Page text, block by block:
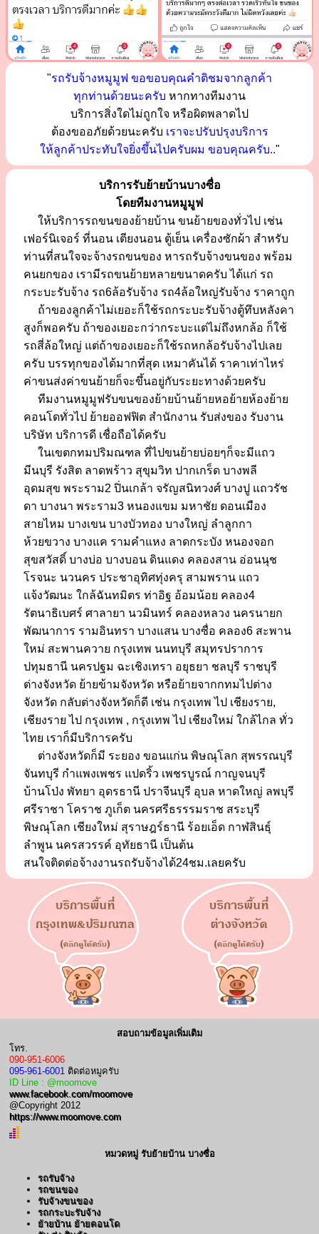
"รถรับจ้างหมูมูฟ ขอขอบคุณคำติชมจากลูกค้า
ทุกท่านด้วยนะครับ หากทางทีมงาน
บริการสิ่งใดไม่ถูกใจ หรือผิดพลาดไป
ต้องขออภัยด้วยนะครับ เราจะปรับปรุงบริการ
ให้ลูกค้าประทับใจยิ่งขึ้นไปครับผม ขอบคุณครับ.."
บริการรับย้ายบ้านบางซื่อ
โดยทีมงานหมูมูฟ
ให้บริการรถขนของย้ายบ้าน ขนย้ายของทั่วไป เช่น
เฟอร์นิเจอร์ ที่นอน เตียงนอน ตู้เย็น เครื่องซักผ้า สำหรับ
ท่านที่สนใจจะจ้างรถขนของ หารถรับจ้างขนของ พร้อม
คนยกของ เรามีรถขนย้ายหลายขนาดครับ ได้แก่ รถ
กระบะรับจ้าง รถ6ล้อรับจ้าง รถ4ล้อใหญ่รับจ้าง ราคาถูก
ถ้าของลูกค้าไม่เยอะก็ใช้รถกระบะรับจ้างตู้ทึบหลังคา
สูงก็พอครับ ถ้าของเยอะกว่ากระบะแต่ไม่ถึงหกล้อ ก็ใช้
รถสี่ล้อใหญ่ แต่ถ้าของเยอะก็ใช้รถหกล้อรับจ้างไปเลย
ครับ บรรทุกของได้มากที่สุด เหมาคันได้ ราคาเท่าไหร่
ค่าขนส่งค่าขนย้ายก็จะขึ้นอยู่กับระยะทางด้วยครับ
ทีมงานหมูมูฟรับขนของย้ายบ้านย้ายหอย้ายห้องย้าย
คอนโดทั่วไป ย้ายออฟฟิต สำนักงาน รับส่งของ รับงาน
บริษัท บริการดี เชื่อถือได้ครับ
ในเขตกทมปริมณฑล ที่ไปขนย้ายบ่อยๆก็จะมีแถว
มีนบุรี รังสิต ลาดพร้าว สุขุมวิท ปากเกร็ด บางพลี
อุดมสุข พระราม2 ปิ่นเกล้า จรัญสนิทวงศ์ บางปู แถวรัช
ดา บางนา พระราม3 หนองแขม มหาชัย ดอนเมือง
สายไหม บางเขน บางบัวทอง บางใหญ่ ลำลูกกา
ห้วยขวาง บางแค รามคำแหง ลาดกระบัง หนองจอก
สุขสวัสดิ์ บางบ่อ บางบอน ดินแดง คลองสาน อ่อนนุช
โรจนะ นวนคร ประชาอุทิศทุ่งครุ สามพราน แถว
แจ้งวัฒนะ ใกล้ฉันทมิตร ท่าอิฐ อ้อมน้อย คลอง4
รัตนาธิเบศร์ ศาลายา นวมินทร์ คลองหลวง นครนายก
พัฒนาการ รามอินทรา บางแสน บางซื่อ คลอง6 สะพาน
ใหม่ สะพานควาย กรุงเทพ นนทบุรี สมุทรปราการ
ปทุมธานี นครปฐม ฉะเชิงเทรา อยุธยา ชลบุรี ราชบุรี
ต่างจังหวัด ย้ายข้ามจังหวัด หรือย้ายจากกทมไปต่าง
จังหวัด กลับต่างจังหวัดก็ดี เช่น กรุงเทพ ไป เชียงราย,
เชียงราย ไป กรุงเทพ , กรุงเทพ ไป เชียงใหม่ ใกล้ไกล ทั่ว
ไทย เราก็มีบริการครับ
ต่างจังหวัดก็มี ระยอง ขอนแก่น พิษณุโลก สุพรรณบุรี
จันทบุรี กำแพงเพชร แปดริ้ว เพชรบูรณ์ กาญจนบุรี
บ้านโป่ง พัทยา อุดรธานี ปราจีนบุรี อุบล หาดใหญ่ ลพบุรี
ศรีราชา โคราช ภูเก็ต นครศรีธรรรมราช สระบุรี
พิษณุโลก เชียงใหม่ สุราษฎร์ธานี ร้อยเอ็ด กาฬสินธุ์
ลำพูน นครสวรรค์ อุทัยธานี เป็นต้น
สนใจติดต่อจ้างงานรถรับจ้างได้24ชม.เลยครับ
สอบถามข้อมูลเพิ่มเติม
โทร.
090-951-6006
095-961-6001 ติดต่อหมูครับ
ID Line : @moomove
www.facebook.com/moomove
@Copyright 2012
https://www.moomove.com
หมวดหมู่ รับย้ายบ้าน บางซื่อ
รถรับจ้าง
รถขนของ
รับจ้างขนของ
รถกระบะรับจ้าง
ย้ายบ้าน ย้ายคอนโด